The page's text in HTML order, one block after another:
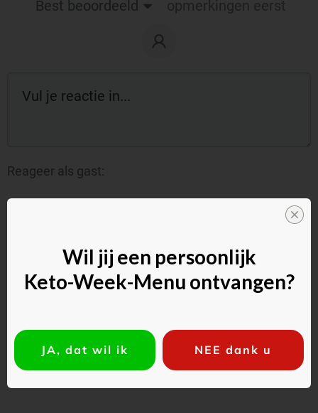
Best beoordeeld opmerkingen eerst
Reageer als gast:
Wil jij een persoonlijk
Keto-Week-Menu ontvangen?
JA, dat wil ik NEE dank u